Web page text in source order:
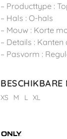
– Producttype :
– Hals : O-hals
– Mouw : Korte
– Details : Kanten
– Pasvorm :
BESCHIKBARE
XS M L XL